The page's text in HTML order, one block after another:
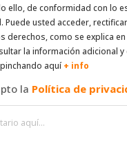
ello, de conformidad con lo
Puede usted acceder,
derechos, como se explica
la información adicional
aquí + info
la Política de